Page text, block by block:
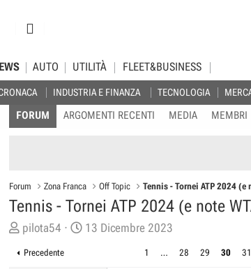
INDUSTRIA E FINANZA TECNOLOGIA
AUTO UTILITÀ FLEET&BUSINESS
FORUM ARGOMENTI RECENTI MEDIA MEMBRI
Forum Zona Franca Off Topic Tennis - Tornei ATP 2024
Tennis - Tornei ATP 2024 (e note
C
pilota54
D
13 Dicembre 2023
Precedente 1 … 28 29 30 31